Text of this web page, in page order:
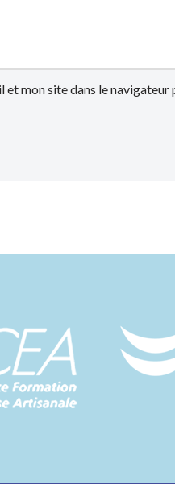
et mon site dans le